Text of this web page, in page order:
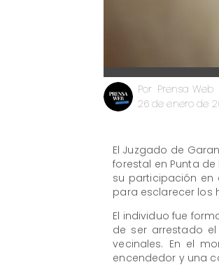
Prensa Web
Por
26 de enero de
El Juzgado de
forestal en Punta
su participación en
para esclarecer los
El individuo fue
de ser arrestado
vecinales. En el
encendedor y una